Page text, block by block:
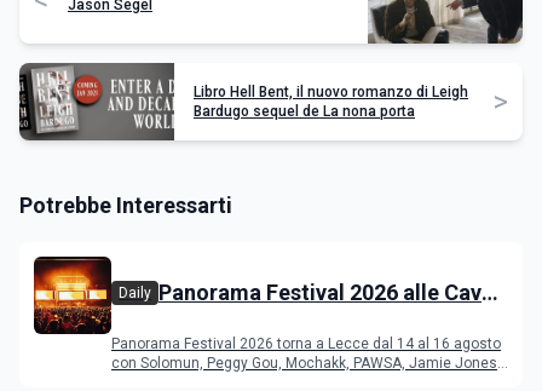
Jason Segel
Libro Hell Bent, il nuovo romanzo di Leigh
Bardugo sequel de La nona porta
>
Potrebbe Interessarti
Daily Panorama Festival 2026 alle Cave
programma
Panorama Festival 2026 torna a Lecce dal 14 al 16 agosto
con Solomun, Peggy Gou, Mochakk, PAWSA, Jamie Jones